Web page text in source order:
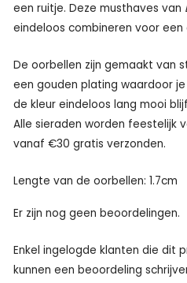
een ruitje. Deze musthaves van
eindeloos combineren voor een
De oorbellen zijn gemaakt van
een gouden plating waardoor
de kleur eindeloos lang mooi
Alle sieraden worden feestelijk
vanaf €30 gratis verzonden.
Lengte van de oorbellen: 1.7cm
Er zijn nog geen beoordelingen.
Enkel ingelogde klanten die dit
kunnen een beoordeling